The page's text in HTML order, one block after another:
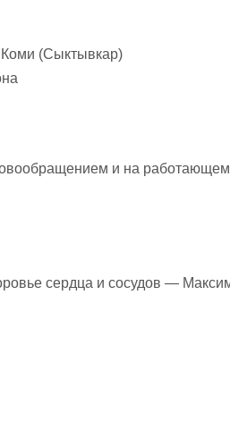
Коми (Сыктывкар)
и на
сердца и сосудов —